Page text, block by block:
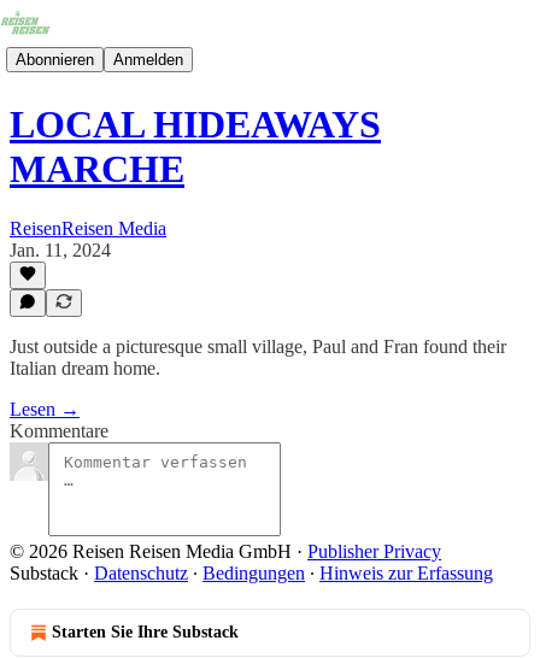
Abonnieren Anmelden
LOCAL HIDEAWAYS
MARCHE
ReisenReisen Media
Jan. 11, 2024
Just outside a picturesque small village, Paul and Fran found their
Italian dream home.
Lesen →
Kommentare
© 2026 Reisen Reisen Media GmbH · Publisher Privacy
Substack · Datenschutz ∙ Bedingungen ∙ Hinweis zur Erfassung
Starten Sie Ihre Substack